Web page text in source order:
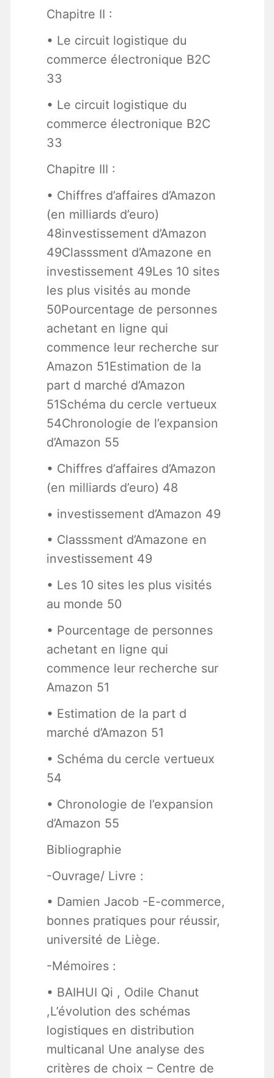
Chapitre II :
• Le circuit logistique du
commerce électronique B2C
33
• Le circuit logistique du
commerce électronique B2C
33
Chapitre III :
• Chiffres d’affaires d’Amazon
(en milliards d’euro)
48investissement d’Amazon
49Classsment d’Amazone en
investissement 49Les 10 sites
les plus visités au monde
50Pourcentage de personnes
achetant en ligne qui
commence leur recherche sur
Amazon 51Estimation de la
part d marché d’Amazon
51Schéma du cercle vertueux
54Chronologie de l’expansion
d’Amazon 55
• Chiffres d’affaires d’Amazon
(en milliards d’euro) 48
• investissement d’Amazon 49
• Classsment d’Amazone en
investissement 49
• Les 10 sites les plus visités
au monde 50
• Pourcentage de personnes
achetant en ligne qui
commence leur recherche sur
Amazon 51
• Estimation de la part d
marché d’Amazon 51
• Schéma du cercle vertueux
54
• Chronologie de l’expansion
d’Amazon 55
Bibliographie
-Ouvrage/ Livre :
• Damien Jacob -E-commerce,
bonnes pratiques pour réussir,
université de Liège.
-Mémoires :
• BAIHUI Qi , Odile Chanut
,L’évolution des schémas
logistiques en distribution
multicanal Une analyse des
critères de choix – Centre de